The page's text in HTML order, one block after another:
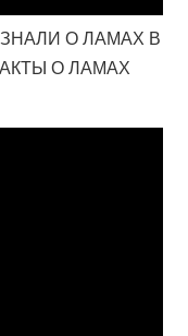
О ЛАМАХ В
О ЛАМАХ